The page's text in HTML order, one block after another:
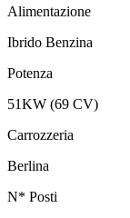
Alimentazione
Ibrido Benzina
Potenza
51KW (69 CV)
Carrozzeria
Berlina
N* Posti